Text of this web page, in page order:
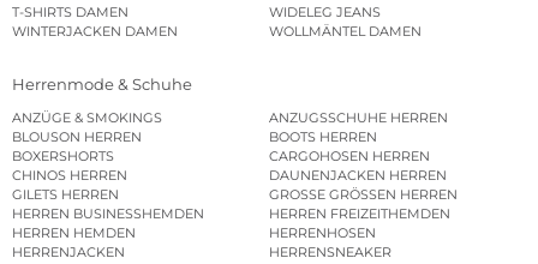
T-SHIRTS DAMEN
WIDELEG JEANS
WINTERJACKEN DAMEN
WOLLMÄNTEL DAMEN
Herrenmode & Schuhe
ANZÜGE & SMOKINGS
ANZUGSSCHUHE HERREN
BLOUSON HERREN
BOOTS HERREN
BOXERSHORTS
CARGOHOSEN HERREN
CHINOS HERREN
DAUNENJACKEN HERREN
GILETS HERREN
GROSSE GRÖSSEN HERREN
HERREN BUSINESSHEMDEN
HERREN FREIZEITHEMDEN
HERREN HEMDEN
HERRENHOSEN
HERRENJACKEN
HERRENSNEAKER